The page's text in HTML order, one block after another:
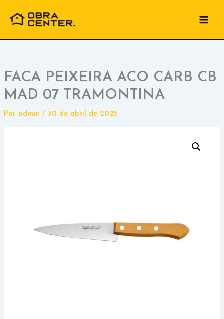
para
conteúdo
FACA PEIXEIRA ACO CARB CB
MAD 07 TRAMONTINA
Por admin / 30 de abril de 2025